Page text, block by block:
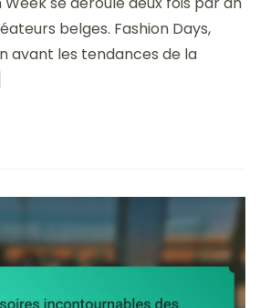
:
festivals
belges. Fashion Days,
avant les tendances de la